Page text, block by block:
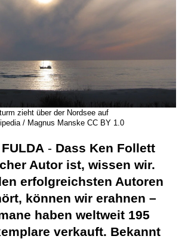
zieht über der Nordsee auf
/ Magnus Manske CC BY 1.0
FULDA - Dass Ken Follett
Autor ist, wissen wir.
erfolgreichsten Autoren
können wir erahnen –
haben weltweit 195
verkauft. Bekannt